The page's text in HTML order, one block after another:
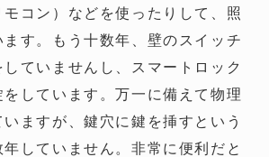
コン）などを使ったりして、照
す。もう十数年、壁のスイッチ
ていませんし、スマートロック
しています。万一に備えて物理
ますが、鍵穴に鍵を挿すという
していません。非常に便利だと